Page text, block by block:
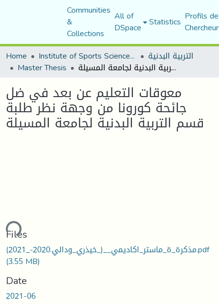
Communities
&
Collections
All of
DSpace Statistics Profils
Home
Institute of Sports Sciences and Techniques التربية البدنية
Master Thesis معوقات التعليم عن بعد في ضل جائحة كورونا من وجهة نظر طلبة قسم التربية البدنية لجامعة المسيلة
معوقات التعليم عن بعد في ضل
جائحة كورونا من وجهة نظر طلبة
قسم التربية البدنية لجامعة المسيلة
Loading...
Files
مذكرة_ة_ماستر_اكاديمي__(_خيذري_ودالي.2020-_2021).pdf
(3.55 MB)
Date
2021-06